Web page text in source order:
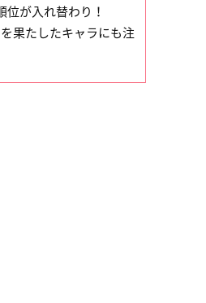
位が入れ替わり！
果たしたキャラにも注